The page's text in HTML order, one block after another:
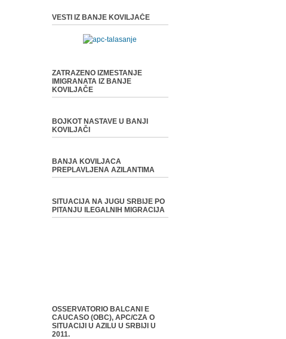
VESTI IZ BANJE KOVILJAČE
ZATRAZENO IZMESTANJE
IMIGRANATA IZ BANJE
KOVILJAČE
BOJKOT NASTAVE U BANJI
KOVILJAČI
BANJA KOVILJACA
PREPLAVLJENA AZILANTIMA
SITUACIJA NA JUGU SRBIJE PO
PITANJU ILEGALNIH MIGRACIJA
OSSERVATORIO BALCANI E
CAUCASO (OBC), APC/CZA O
SITUACIJI U AZILU U SRBIJI U
2011.